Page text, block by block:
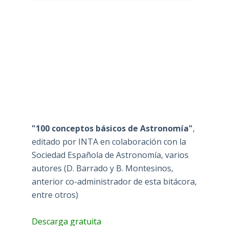
"100 conceptos básicos de Astronomía",
editado por INTA en colaboración con la
Sociedad Española de Astronomía, varios
autores (D. Barrado y B. Montesinos,
anterior co-administrador de esta bitácora,
entre otros)
Descarga gratuita